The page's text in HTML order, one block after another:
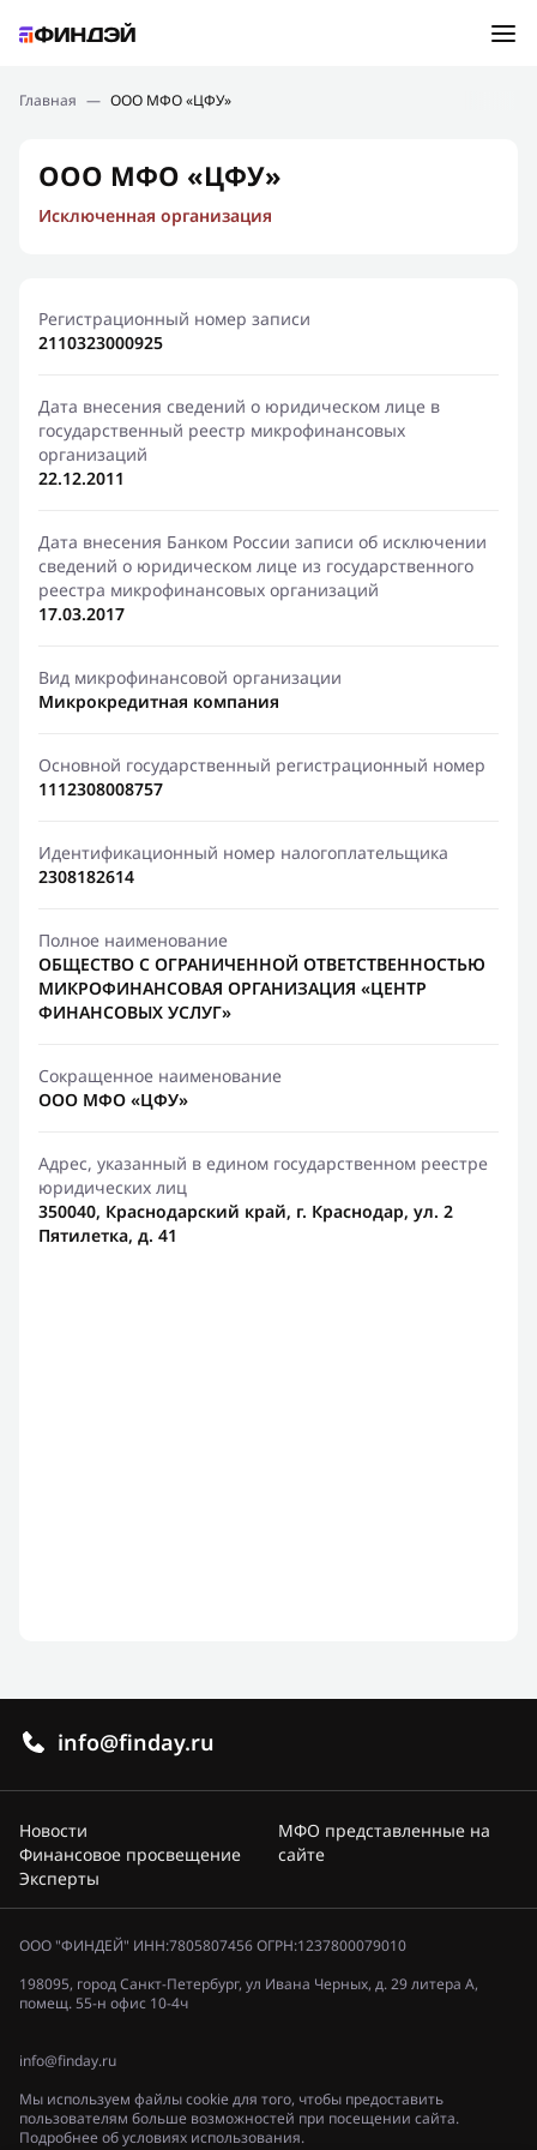
Подбор займа
Новости
Финансовое просвещение
Главная — ООО МФО «ЦФУ»
ООО МФО «ЦФУ»
Исключенная организация
Регистрационный номер записи
2110323000925
Дата внесения сведений о юридическом лице в
государственный реестр микрофинансовых
организаций
22.12.2011
Дата внесения Банком России записи об исключении
сведений о юридическом лице из государственного
реестра микрофинансовых организаций
17.03.2017
Вид микрофинансовой организации
Микрокредитная компания
Основной государственный регистрационный номер
1112308008757
Идентификационный номер налогоплательщика
2308182614
Полное наименование
ОБЩЕСТВО С ОГРАНИЧЕННОЙ ОТВЕТСТВЕННОСТЬЮ
МИКРОФИНАНСОВАЯ ОРГАНИЗАЦИЯ «ЦЕНТР
ФИНАНСОВЫХ УСЛУГ»
Сокращенное наименование
ООО МФО «ЦФУ»
Адрес, указанный в едином государственном реестре
юридических лиц
350040, Краснодарский край, г. Краснодар, ул. 2
Пятилетка, д. 41
info@finday.ru
Новости
Финансовое просвещение
Эксперты
МФО представленные на
сайте
ООО "ФИНДЕЙ" ИНН:7805807456 ОГРН:1237800079010
198095, город Санкт-Петербург, ул Ивана Черных, д. 29 литера А,
помещ. 55-н офис 10-4ч
info@finday.ru
Мы используем файлы cookie для того, чтобы предоставить
пользователям больше возможностей при посещении сайта.
Подробнее об условиях использования.
Ошибка:Контактная форма не найдена.
Спасибо, что написали нам
Мы свяжемся с Вами в ближайшее время и сообщим
результат
Отправить новый запрос